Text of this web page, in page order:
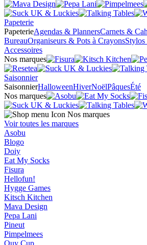
Papeterie
PapeterieAgendas & PlannersCarnets &
BureauOrganiseurs & Pots à Crayons
Accessoires
Nos marques
Saisonnier
SaisonnierHalloweenHiverNoëlPâquesÉté
Nos marques
Nos marques
Voir toutes les marques
Asobu
Blogo
Doiy
Eat My Socks
Fisura
Hellofun!
Hygge Games
Kitsch Kitchen
Mava Design
Pepa Lani
Pineut
Pimpelmees